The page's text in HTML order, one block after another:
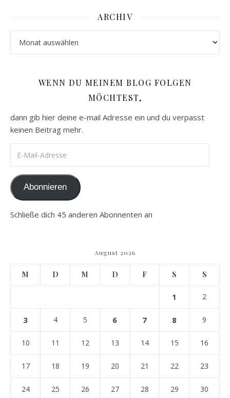
ARCHIV
WENN DU MEINEM BLOG FOLGEN
MÖCHTEST,
dann gib hier deine e-mail Adresse ein und du verpasst
keinen Beitrag mehr.
Abonnieren
Schließe dich 45 anderen Abonnenten an
August 2026
M D M D F S S
1 2
3 4 5 6 7 8 9
10 11 12 13 14 15 16
17 18 19 20 21 22 23
24 25 26 27 28 29 30